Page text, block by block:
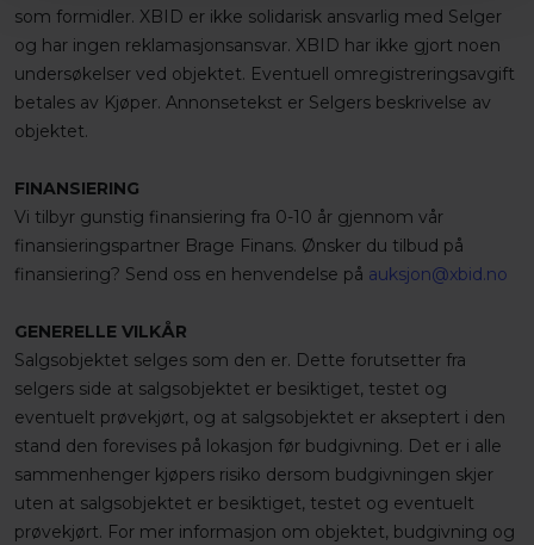
som formidler. XBID er ikke solidarisk ansvarlig med Selger
og har ingen reklamasjonsansvar. XBID har ikke gjort noen
undersøkelser ved objektet. Eventuell omregistreringsavgift
betales av Kjøper. Annonsetekst er Selgers beskrivelse av
objektet.
FINANSIERING
Vi tilbyr gunstig finansiering fra 0-10 år gjennom vår
finansieringspartner Brage Finans. Ønsker du tilbud på
finansiering? Send oss en henvendelse på auksjon@xbid.no
GENERELLE VILKÅR
Salgsobjektet selges som den er. Dette forutsetter fra
selgers side at salgsobjektet er besiktiget, testet og
eventuelt prøvekjørt, og at salgsobjektet er akseptert i den
stand den forevises på lokasjon før budgivning. Det er i alle
sammenhenger kjøpers risiko dersom budgivningen skjer
uten at salgsobjektet er besiktiget, testet og eventuelt
prøvekjørt. For mer informasjon om objektet, budgivning og